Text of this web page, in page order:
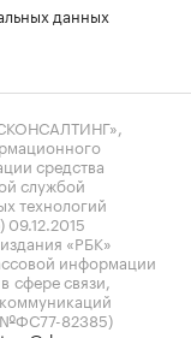
данных
средства
службой
технологий
«РБК»
информации
сфере связи,
№ФС77-82385)